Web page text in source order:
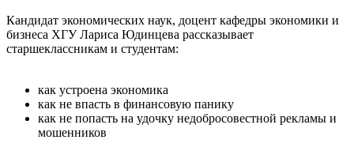
Кандидат экономических наук, доцент кафедры экономики и
бизнеса ХГУ Лариса Юдинцева рассказывает
старшеклассникам и студентам:
как устроена экономика
как не впасть в финансовую панику
как не попасть на удочку недобросовестной рекламы и
мошенников